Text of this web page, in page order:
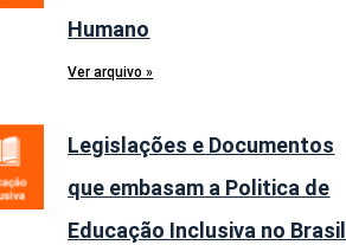
Humano
Ver arquivo »
Legislações e Documentos
que embasam a Politica de
Educação Inclusiva no Brasil